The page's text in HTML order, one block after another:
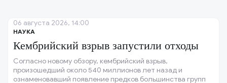
НАУКА
Кембрийский взрыв запустили отходы
Согласно новому обзору, кембрийский взрыв,
произошедший около 540 миллионов лет назад и
ознаменовавший появление предков большинства групп
06 августа 2026, 14:00